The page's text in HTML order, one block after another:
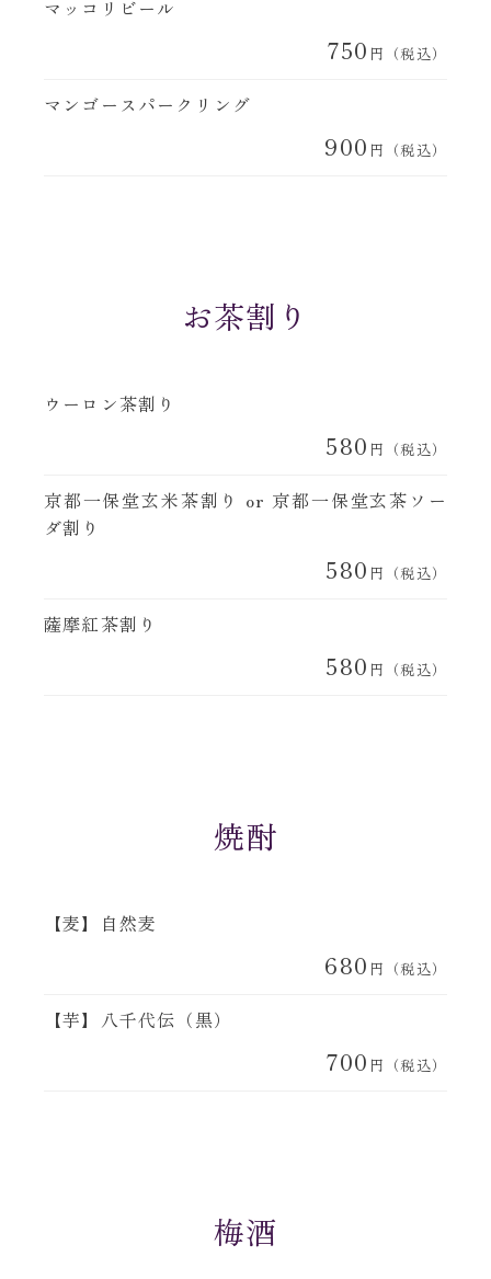
マッコリビール
750 円（税込）
マンゴースパークリング
900 円（税込）
お茶割り
ウーロン茶割り
580 円（税込）
京都一保堂玄米茶割り or 京都一保堂玄茶ソー
ダ割り
580 円（税込）
薩摩紅茶割り
580 円（税込）
焼酎
【麦】自然麦
680 円（税込）
【芋】八千代伝（黒）
700 円（税込）
梅酒